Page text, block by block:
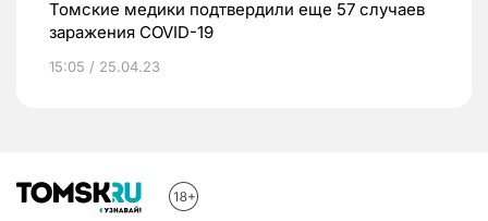
Томские медики подтвердили еще 57 случаев
заражения COVID-19
15:05 / 25.04.23